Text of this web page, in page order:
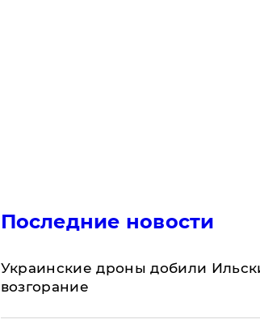
Последние новости
Украинские дроны добили
возгорание